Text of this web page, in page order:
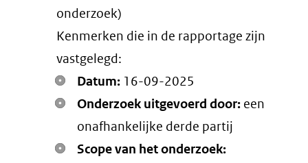
onderzoek)
Kenmerken die in de rapportage zijn
vastgelegd:
Datum: 16-09-2025
Onderzoek uitgevoerd door: een
onafhankelijke derde partij
Scope van het onderzoek: